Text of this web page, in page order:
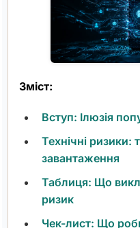
Зміст:
Вступ: Ілюзія
Технічні ризики:
завантаження
Таблиця: Що
ризик
Чек-лист: Що